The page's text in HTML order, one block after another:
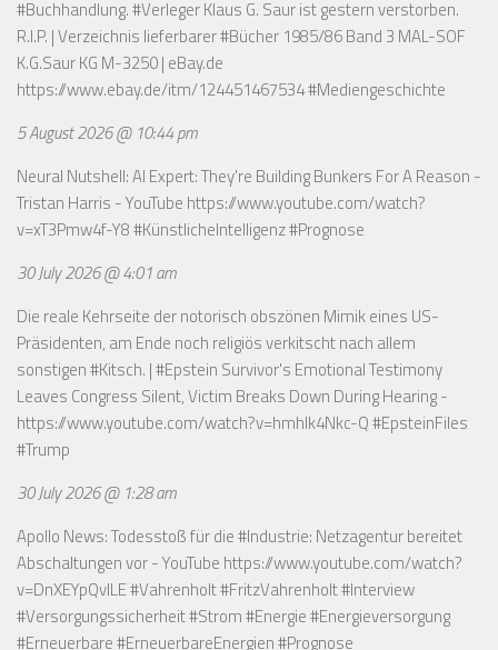
#Buchhandlung. #Verleger Klaus G. Saur ist gestern verstorben.
R.I.P. | Verzeichnis lieferbarer #Bücher 1985/86 Band 3 MAL-SOF
K.G.Saur KG M-3250 | eBay.de
https://www.ebay.de/itm/124451467534#Mediengeschichte
5 August 2026 @ 10:44 pm
Neural Nutshell: AI Expert: They're Building Bunkers For A Reason -
Tristan Harris - YouTube https://www.youtube.com/watch?
v=xT3Pmw4f-Y8#KünstlicheIntelligenz #Prognose
30 July 2026 @ 4:01 am
Die reale Kehrseite der notorisch obszönen Mimik eines US-
Präsidenten, am Ende noch religiös verkitscht nach allem
sonstigen #Kitsch. | #Epstein Survivor's Emotional Testimony
Leaves Congress Silent, Victim Breaks Down During Hearing -
https://www.youtube.com/watch?v=hmhlk4Nkc-Q#EpsteinFiles
#Trump
30 July 2026 @ 1:28 am
Apollo News: Todesstoß für die #Industrie: Netzagentur bereitet
Abschaltungen vor - YouTube https://www.youtube.com/watch?
v=DnXEYpQvILE#Vahrenholt #FritzVahrenholt #Interview
#Versorgungssicherheit #Strom #Energie #Energieversorgung
#Erneuerbare #ErneuerbareEnergien #Prognose